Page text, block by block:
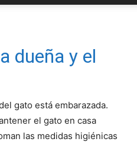
dueña y el
gato está embarazada.
el gato en casa
las medidas higiénicas